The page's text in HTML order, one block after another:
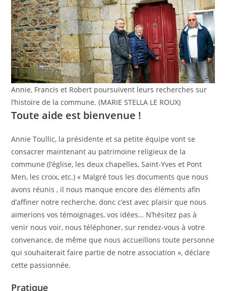
Annie, Francis et Robert poursuivent leurs recherches sur
l’histoire de la commune. (MARIE STELLA LE ROUX)
Toute aide est bienvenue !
Annie Toullic, la présidente et sa petite équipe vont se
consacrer maintenant au patrimoine religieux de la
commune (l’église, les deux chapelles, Saint-Yves et Pont
Men, les croix, etc.) « Malgré tous les documents que nous
avons réunis , il nous manque encore des éléments afin
d’affiner notre recherche, donc c’est avec plaisir que nous
aimerions vos témoignages, vos idées… N’hésitez pas à
venir nous voir, nous téléphoner, sur rendez-vous à votre
convenance, de même que nous accueillons toute personne
qui souhaiterait faire partie de notre association », déclare
cette passionnée.
Pratique